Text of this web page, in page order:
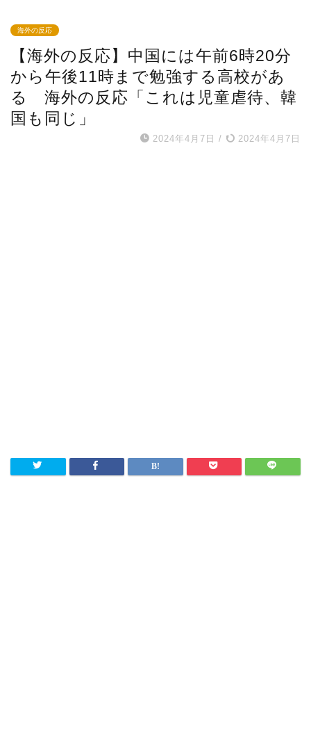
海外の反応
【海外の反応】中国には午前6時20分
から午後11時まで勉強する高校があ
る 海外の反応「これは児童虐待、韓
国も同じ」
2024年4月7日 / 2024年4月7日